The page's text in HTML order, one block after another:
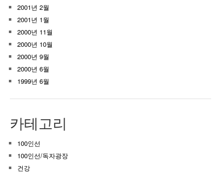
2001년 2월
2001년 1월
2000년 11월
2000년 10월
2000년 9월
2000년 6월
1999년 6월
카테고리
100인선
100인선/독자광장
건강